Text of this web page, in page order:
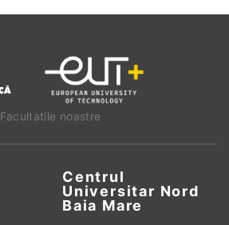
Facultatile noastre
Centrul
Universitar Nord
Baia Mare